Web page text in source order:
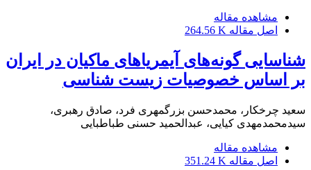
مشاهده مقاله
اصل مقاله 264.56 K
شناسایی گونه‌های آیمریاهای ماکیان در ایران
بر اساس خصوصیات زیست شناسی
سعید چرخکار، محمدحسن بزرگمهری فرد، صادق رهبری،
سیدمحمدمهدی کیایی، عبدالحمید حسنی طباطبایی
مشاهده مقاله
اصل مقاله 351.24 K